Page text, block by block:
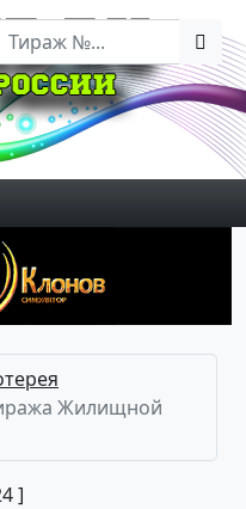
Жилищной
]